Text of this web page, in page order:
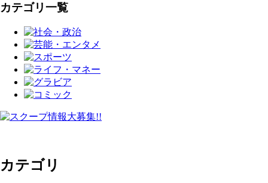
カテゴリ一覧
カテゴリ